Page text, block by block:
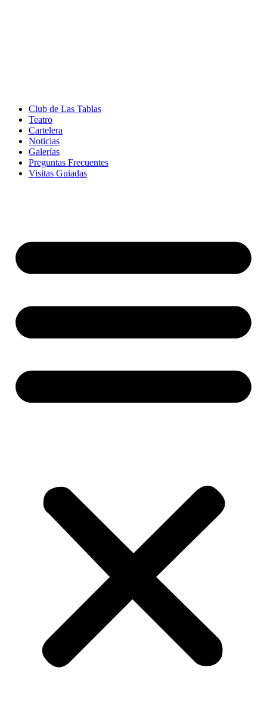
Club de Las Tablas
Teatro
Cartelera
Noticias
Galerías
Preguntas Frecuentes
Visitas Guiadas